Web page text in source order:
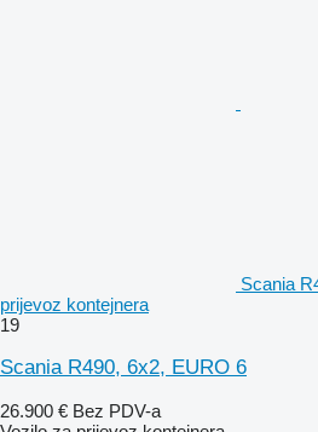
Scania
prijevoz kontejnera
19
Scania R490, 6x2, EURO 6
26.900 € Bez PDV-a